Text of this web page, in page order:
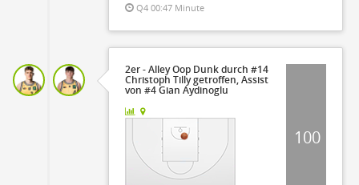
Q4 00:47 Minute
2er - Alley Oop Dunk durch #14
Christoph Tilly getroffen, Assist
von #4 Gian Aydinoglu
100